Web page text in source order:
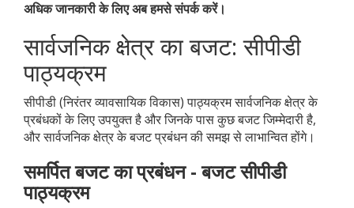
अधिक जानकारी के लिए अब हमसे संपर्क करें।
सार्वजनिक क्षेत्र का बजट: सीपीडी
पाठ्यक्रम
सीपीडी (निरंतर व्यावसायिक विकास) पाठ्यक्रम सार्वजनिक क्षेत्र के
प्रबंधकों के लिए उपयुक्त है और जिनके पास कुछ बजट जिम्मेदारी है,
और सार्वजनिक क्षेत्र के बजट प्रबंधन की समझ से लाभान्वित होंगे।
समर्पित बजट का प्रबंधन - बजट सीपीडी
पाठ्यक्रम